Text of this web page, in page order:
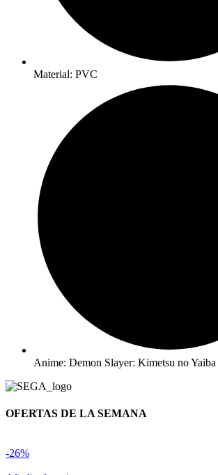
Material: PVC
Anime: Demon Slayer: Kimetsu no Yaiba
OFERTAS DE LA SEMANA
-26%